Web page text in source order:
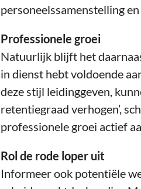
personeelssamenstelling
Professionele groei
Natuurlijk blijft het
in dienst hebt voldoende
deze stijl leidinggeven,
retentiegraad verhogen’,
professionele groei actief
Rol de rode loper uit
Informeer ook potentiële